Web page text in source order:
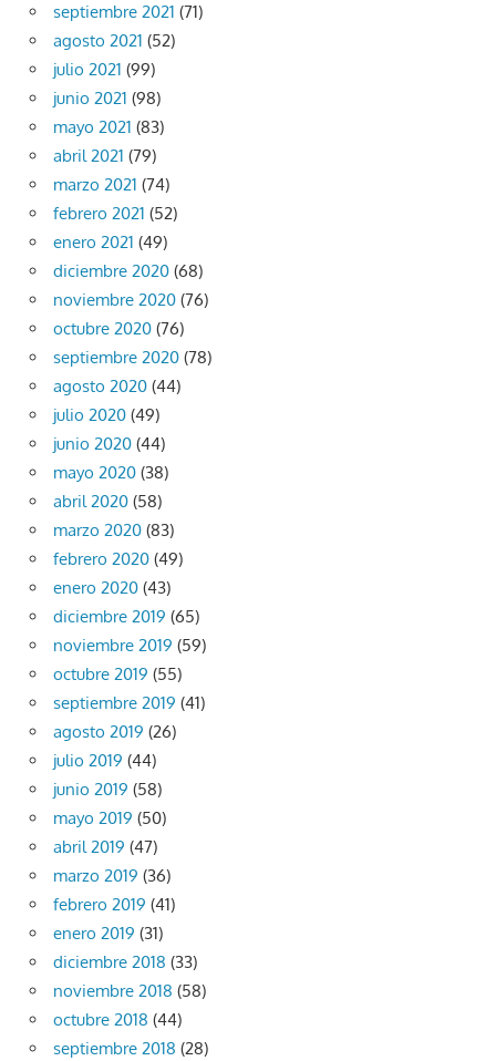
septiembre 2021 (71)
agosto 2021 (52)
julio 2021 (99)
junio 2021 (98)
mayo 2021 (83)
abril 2021 (79)
marzo 2021 (74)
febrero 2021 (52)
enero 2021 (49)
diciembre 2020 (68)
noviembre 2020 (76)
octubre 2020 (76)
septiembre 2020 (78)
agosto 2020 (44)
julio 2020 (49)
junio 2020 (44)
mayo 2020 (38)
abril 2020 (58)
marzo 2020 (83)
febrero 2020 (49)
enero 2020 (43)
diciembre 2019 (65)
noviembre 2019 (59)
octubre 2019 (55)
septiembre 2019 (41)
agosto 2019 (26)
julio 2019 (44)
junio 2019 (58)
mayo 2019 (50)
abril 2019 (47)
marzo 2019 (36)
febrero 2019 (41)
enero 2019 (31)
diciembre 2018 (33)
noviembre 2018 (58)
octubre 2018 (44)
septiembre 2018 (28)